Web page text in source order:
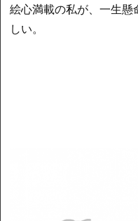
絵心満載の私が、一生
しい。